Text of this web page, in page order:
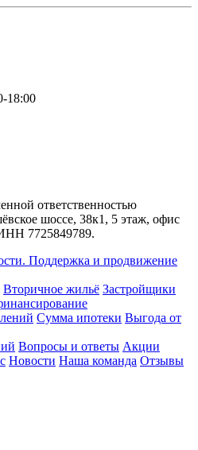
18:00
ответственностью
шоссе, 38к1, 5 этаж, офис
7725849789.
Поддержка и продвижение
Вторичное жильё Застройщики
Сумма ипотеки Выгода от
Вопросы и ответы Акции
Новости Наша команда Отзывы